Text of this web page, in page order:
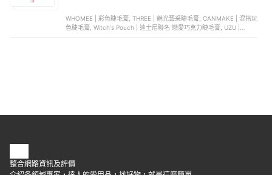
WHOMEE | 彩色睫毛膏, THREE | 魅光藝采睫毛膏, CANMAKE | 混搭玩
色睫毛膏, Witch's Pouch | 迪士尼聯名 戀愛巧克力睫毛膏, UZU |
整合網路資訊及評價